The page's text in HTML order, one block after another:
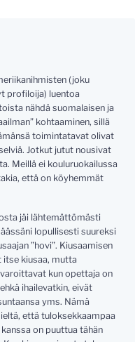
(joku
profiloija) luentoa
nähdä suomalaisen ja
kohtaaminen, sillä
toimintatavat olivat
Jotkut jutut nousivat
Meillä ei kouluruokailussa
että on köyhemmät
jäi lähtemättömästi
lopullisesti suureksi
”hovi”. Kiusaamisen
itse kiusaa, mutta
kun opettaja on
ihailevatkin, eivät
yms. Nämä
että tuloksekkaampaa
on puuttua tähän